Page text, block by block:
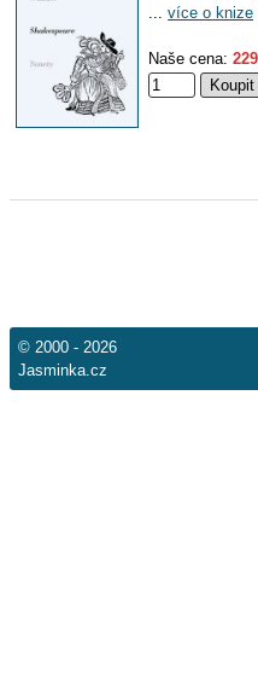
... více o knize
Naše cena:
© 2000 - 2026
Jasminka.cz